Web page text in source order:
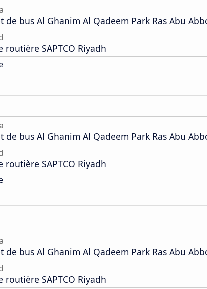
de bus Al Ghanim Al Qadeem Park Ras Abu
routière SAPTCO Riyadh
de bus Al Ghanim Al Qadeem Park Ras Abu
routière SAPTCO Riyadh
de bus Al Ghanim Al Qadeem Park Ras Abu
routière SAPTCO Riyadh